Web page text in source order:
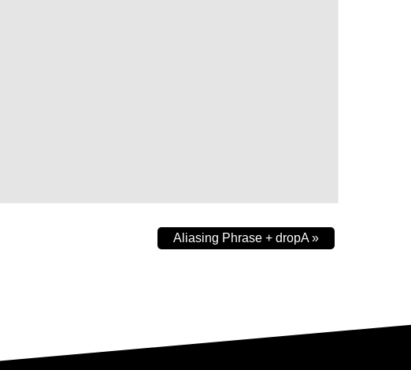
Aliasing Phrase + dropA»